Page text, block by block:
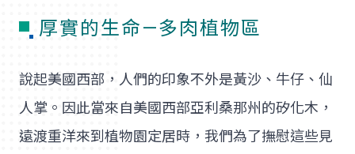
厚實的生命—多肉植物區
說起美國西部，人們的印象不外是黃沙、牛仔、仙
人掌。因此當來自美國西部亞利桑那州的矽化木，
遠渡重洋來到植物園定居時，我們為了撫慰這些見